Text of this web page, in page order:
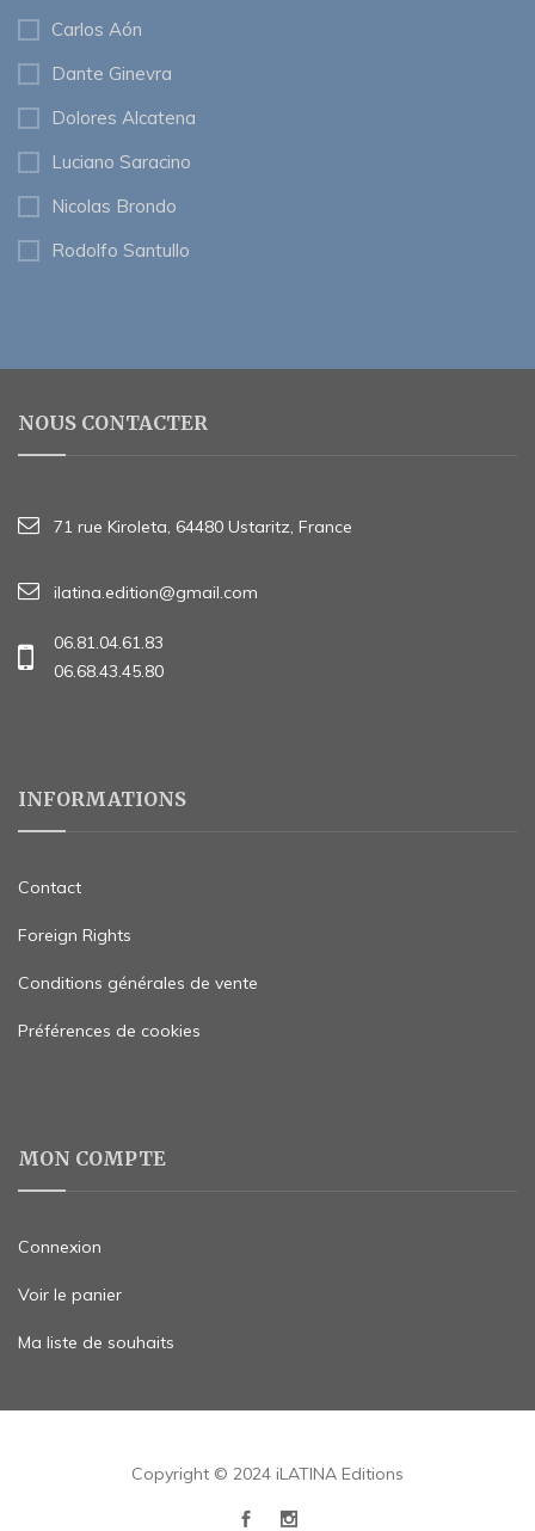
Carlos Aón
Dante Ginevra
Dolores Alcatena
Luciano Saracino
Nicolas Brondo
Rodolfo Santullo
NOUS CONTACTER
71 rue Kiroleta, 64480 Ustaritz, France
ilatina.edition@gmail.com
06.81.04.61.83
06.68.43.45.80
INFORMATIONS
Contact
Foreign Rights
Conditions générales de vente
Préférences de cookies
MON COMPTE
Connexion
Voir le panier
Ma liste de souhaits
Copyright © 2024 iLATINA Editions